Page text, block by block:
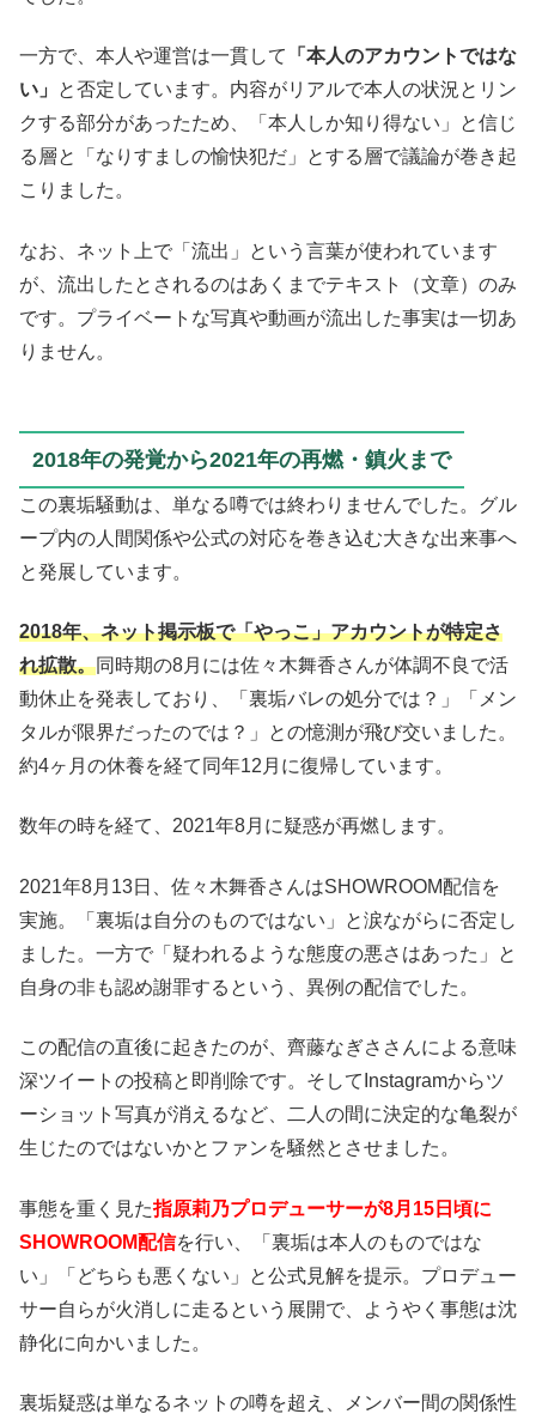
一方で、本人や運営は一貫して
「本人のアカウントではな
い」
と否定しています。内容がリアルで本人の状況とリン
クする部分があったため、「本人しか知り得ない」と信じ
る層と「なりすましの愉快犯だ」とする層で議論が巻き起
こりました。
なお、ネット上で「流出」という言葉が使われています
が、流出したとされるのはあくまでテキスト（文章）のみ
です。プライベートな写真や動画が流出した事実は一切あ
りません。
2018年の発覚から2021年の再燃・鎮火まで
この裏垢騒動は、単なる噂では終わりませんでした。グル
ープ内の人間関係や公式の対応を巻き込む大きな出来事へ
と発展しています。
2018年、ネット掲示板で「やっこ」アカウントが特定さ
れ拡散。同時期の8月には佐々木舞香さんが体調不良で活
動休止を発表しており、「裏垢バレの処分では？」「メン
タルが限界だったのでは？」との憶測が飛び交いました。
約4ヶ月の休養を経て同年12月に復帰しています。
数年の時を経て、2021年8月に疑惑が再燃します。
2021年8月13日、佐々木舞香さんはSHOWROOM配信を
実施。「裏垢は自分のものではない」と涙ながらに否定し
ました。一方で「疑われるような態度の悪さはあった」と
自身の非も認め謝罪するという、異例の配信でした。
この配信の直後に起きたのが、齊藤なぎささんによる意味
深ツイートの投稿と即削除です。そしてInstagramからツ
ーショット写真が消えるなど、二人の間に決定的な亀裂が
生じたのではないかとファンを騒然とさせました。
事態を重く見た指原莉乃プロデューサーが8月15日頃に
SHOWROOM配信を行い、「裏垢は本人のものではな
い」「どちらも悪くない」と公式見解を提示。プロデュー
サー自らが火消しに走るという展開で、ようやく事態は沈
静化に向かいました。
裏垢疑惑は単なるネットの噂を超え、メンバー間の関係性